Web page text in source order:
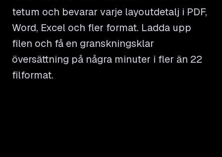
tetum och bevarar varje layoutdetalj i PDF,
Word, Excel och fler format. Ladda upp
filen och få en granskningsklar
översättning på några minuter i fler än 22
filformat.